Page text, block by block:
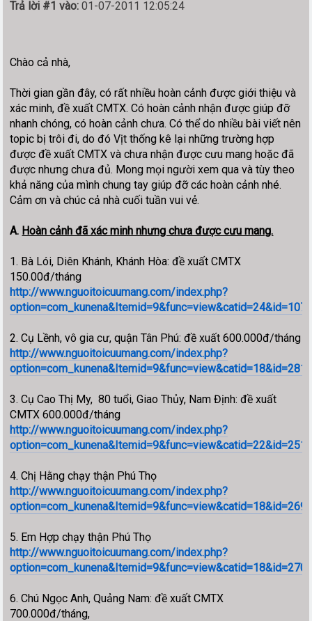
Trả lời #1 vào: 01-07-2011 12:05:24
Chào cả nhà,
Thời gian gần đây, có rất nhiều hoàn cảnh được giới thiệu và
xác minh, đề xuất CMTX. Có hoàn cảnh nhận được giúp đỡ
nhanh chóng, có hoàn cảnh chưa. Có thể do nhiều bài viết nên
topic bị trôi đi, do đó Vịt thống kê lại những trường hợp
được đề xuất CMTX và chưa nhận được cưu mang hoặc đã
được nhưng chưa đủ. Mong mọi người xem qua và tùy theo
khả năng của mình chung tay giúp đỡ các hoàn cảnh nhé.
Cảm ơn và chúc cả nhà cuối tuần vui vẻ.
A. Hoàn cảnh đã xác minh nhưng chưa được cưu mang.
1. Bà Lói, Diên Khánh, Khánh Hòa: đề xuất CMTX
150.00đ/tháng
http://www.nguoitoicuumang.com/index.php?
2. Cụ Lềnh, vô gia cư, quận Tân Phú: đề xuất 600.000đ/tháng
http://www.nguoitoicuumang.com/index.php?
3. Cụ Cao Thị My, 80 tuổi, Giao Thủy, Nam Định: đề xuất
CMTX 600.000đ/tháng
http://www.nguoitoicuumang.com/index.php?
4. Chị Hằng chạy thận Phú Thọ
http://www.nguoitoicuumang.com/index.php?
5. Em Hợp chạy thận Phú Thọ
http://www.nguoitoicuumang.com/index.php?
6. Chú Ngọc Anh, Quảng Nam: đề xuất CMTX
700.000đ/tháng,